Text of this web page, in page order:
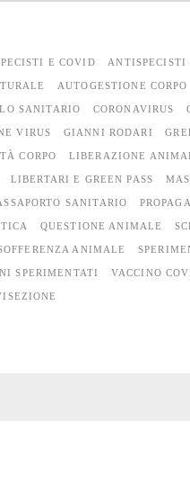
E COVID ANTISPECISTI
AUTOGESTIONE CORPO
SANITARIO CORONAVIRUS
VIRUS GIANNI RODARI
CORPO LIBERAZIONE
LIBERTARI E GREEN PASS
SANITARIO
QUESTIONE ANIMALE
ANIMALE
SPERIMENTATI VACCINO